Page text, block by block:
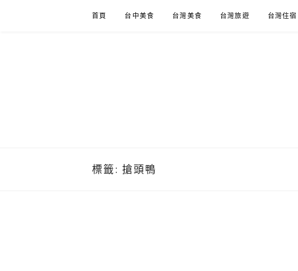
首頁 台中美食 台灣美食 台灣旅遊 台灣住宿
標籤: 搶頭鴨